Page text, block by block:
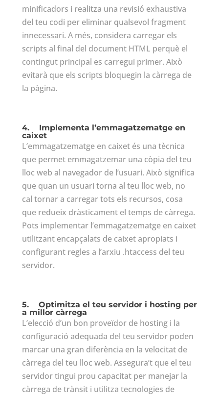
minificadors i realitza una revisió exhaustiva
del teu codi per eliminar qualsevol fragment
innecessari. A més, considera carregar els
scripts al final del document HTML perquè el
contingut principal es carregui primer. Això
evitarà que els scripts bloquegin la càrrega de
la pàgina.
4. Implementa l’emmagatzematge en
caixet
L’emmagatzematge en caixet és una tècnica
que permet emmagatzemar una còpia del teu
lloc web al navegador de l’usuari. Això significa
que quan un usuari torna al teu lloc web, no
cal tornar a carregar tots els recursos, cosa
que redueix dràsticament el temps de càrrega.
Pots implementar l’emmagatzematge en caixet
utilitzant encapçalats de caixet apropiats i
configurant regles a l’arxiu .htaccess del teu
servidor.
5. Optimitza el teu servidor i hosting per
a millor càrrega
L’elecció d’un bon proveïdor de hosting i la
configuració adequada del teu servidor poden
marcar una gran diferència en la velocitat de
càrrega del teu lloc web. Assegura’t que el teu
servidor tingui prou capacitat per manejar la
càrrega de trànsit i utilitza tecnologies de